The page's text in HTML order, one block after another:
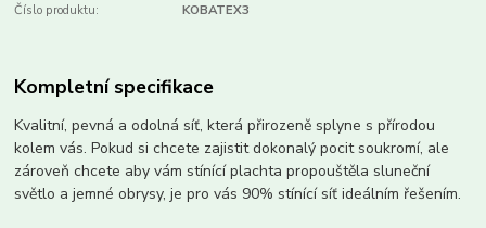
Číslo produktu: KOBATEX3
Kompletní specifikace
Kvalitní, pevná a odolná síť, která přirozeně splyne s přírodou
kolem vás. Pokud si chcete zajistit dokonalý pocit soukromí, ale
zároveň chcete aby vám stínící plachta propouštěla ​​sluneční
světlo a jemné obrysy, je pro vás 90% stínící síť ideálním řešením.